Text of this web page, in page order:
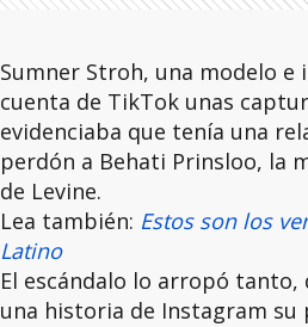
Sumner Stroh, una modelo e
cuenta de TikTok unas
evidenciaba que tenía una
perdón a Behati Prinsloo, la
de Levine.
Lea también: Estos son los
Latino
El escándalo lo arropó
una historia de Instagram su